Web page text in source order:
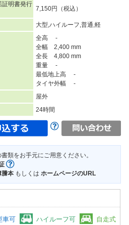
証明書発行
7,150円（税込）
大型,ハイルーフ,普通,軽
全高 -
全幅 2,400 mm
全長 4,800 mm
重量 -
最低地上高 -
タイヤ外幅 -
屋外
24時間
類をお手元にご用意ください。
謄本 もしくは ホームページのURL
車可 ハイルーフ可 自走式